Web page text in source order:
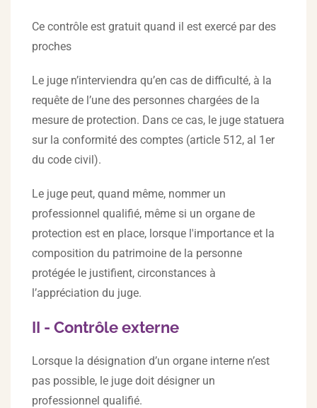
Ce contrôle est gratuit quand il est exercé par des
proches
Le juge n’interviendra qu’en cas de difficulté, à la
requête de l’une des personnes chargées de la
mesure de protection. Dans ce cas, le juge statuera
sur la conformité des comptes (article 512, al 1er
du code civil).
Le juge peut, quand même, nommer un
professionnel qualifié, même si un organe de
protection est en place, lorsque l'importance et la
composition du patrimoine de la personne
protégée le justifient, circonstances à
l’appréciation du juge.
II - Contrôle externe
Lorsque la désignation d’un organe interne n’est
pas possible, le juge doit désigner un
professionnel qualifié.